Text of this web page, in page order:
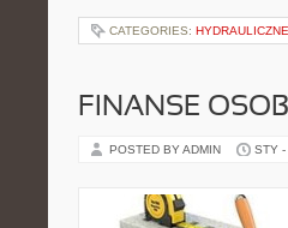
CATEGORIES:
FINANSE
POSTED BY ADMIN STY